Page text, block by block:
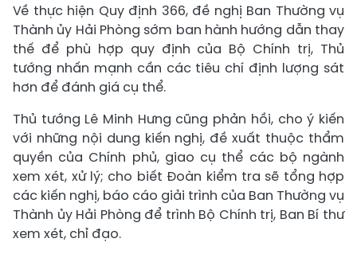
Về thực hiện Quy định 366, đề nghị Ban Thường vụ
Thành ủy Hải Phòng sớm ban hành hướng dẫn thay
thế để phù hợp quy định của Bộ Chính trị, Thủ
tướng nhấn mạnh cần các tiêu chí định lượng sát
hơn để đánh giá cụ thể.
Thủ tướng Lê Minh Hưng cũng phản hồi, cho ý kiến
với những nội dung kiến nghị, đề xuất thuộc thẩm
quyền của Chính phủ, giao cụ thể các bộ ngành
xem xét, xử lý; cho biết Đoàn kiểm tra sẽ tổng hợp
các kiến nghị, báo cáo giải trình của Ban Thường vụ
Thành ủy Hải Phòng để trình Bộ Chính trị, Ban Bí thư
xem xét, chỉ đạo.